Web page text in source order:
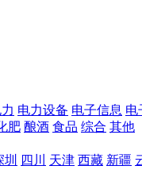
电力设备 电子信息 电
肥 酿酒 食品 综合 其他
圳 四川 天津 西藏 新疆